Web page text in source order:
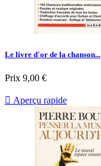
Le livre d'or de la chanson...
Prix 9,00 €
 Aperçu rapide